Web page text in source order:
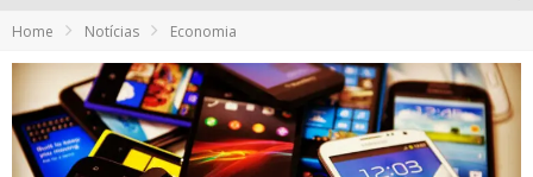
Com João Gomes, Calcinha Preta, Clayton & Romário e outros grandes nomes, Festa da Banana vai até domingo em Santa Bárbara do Tugúrio
Proibida anuncia retorno da Puro Malte Extra e consolida trajetória de democratização cervejeira no Brasil
Home Notícias Economia